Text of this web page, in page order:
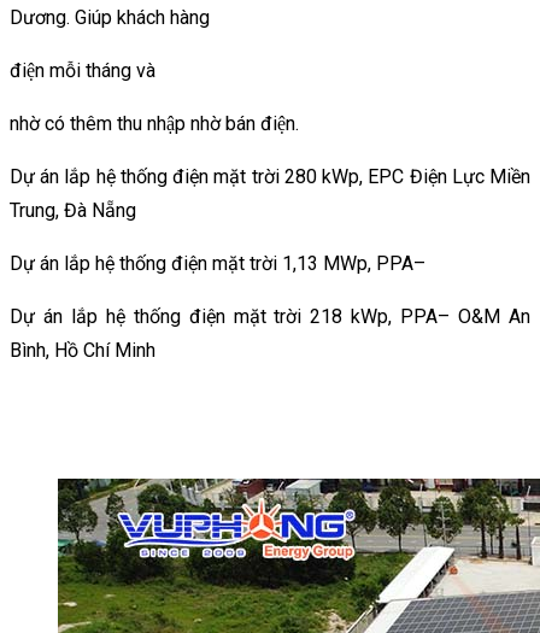
Dương. Giúp khách hàng
điện mỗi tháng và
nhờ có thêm thu nhập nhờ bán điện.
Dự án lắp hệ thống điện mặt trời 280 kWp, EPC Điện Lực Miền
Trung, Đà Nẵng
Dự án lắp hệ thống điện mặt trời 1,13 MWp, PPA–
Dự án lắp hệ thống điện mặt trời 218 kWp, PPA– O&M An
Bình, Hồ Chí Minh